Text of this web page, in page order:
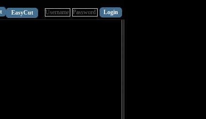
EasyCut